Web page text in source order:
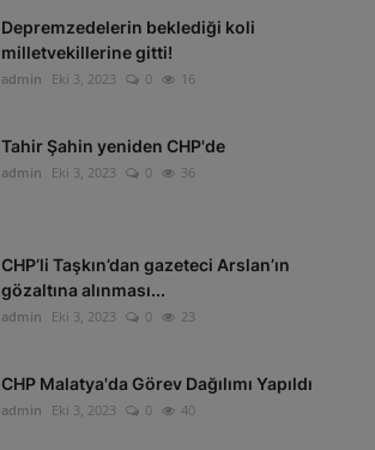
Depremzedelerin beklediği koli
milletvekillerine gitti!
admin Eki 3, 2023 0 16
Tahir Şahin yeniden CHP'de
admin Eki 3, 2023 0 36
CHP’li Taşkın’dan gazeteci Arslan’ın
gözaltına alınması...
admin Eki 3, 2023 0 23
CHP Malatya'da Görev Dağılımı Yapıldı
admin Eki 3, 2023 0 40